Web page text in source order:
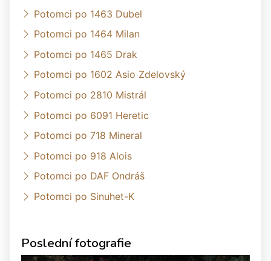
Potomci po 1463 Dubel
Potomci po 1464 Milan
Potomci po 1465 Drak
Potomci po 1602 Asio Zdelovský
Potomci po 2810 Mistrál
Potomci po 6091 Heretic
Potomci po 718 Mineral
Potomci po 918 Alois
Potomci po DAF Ondráš
Potomci po Sinuhet-K
Poslední fotografie